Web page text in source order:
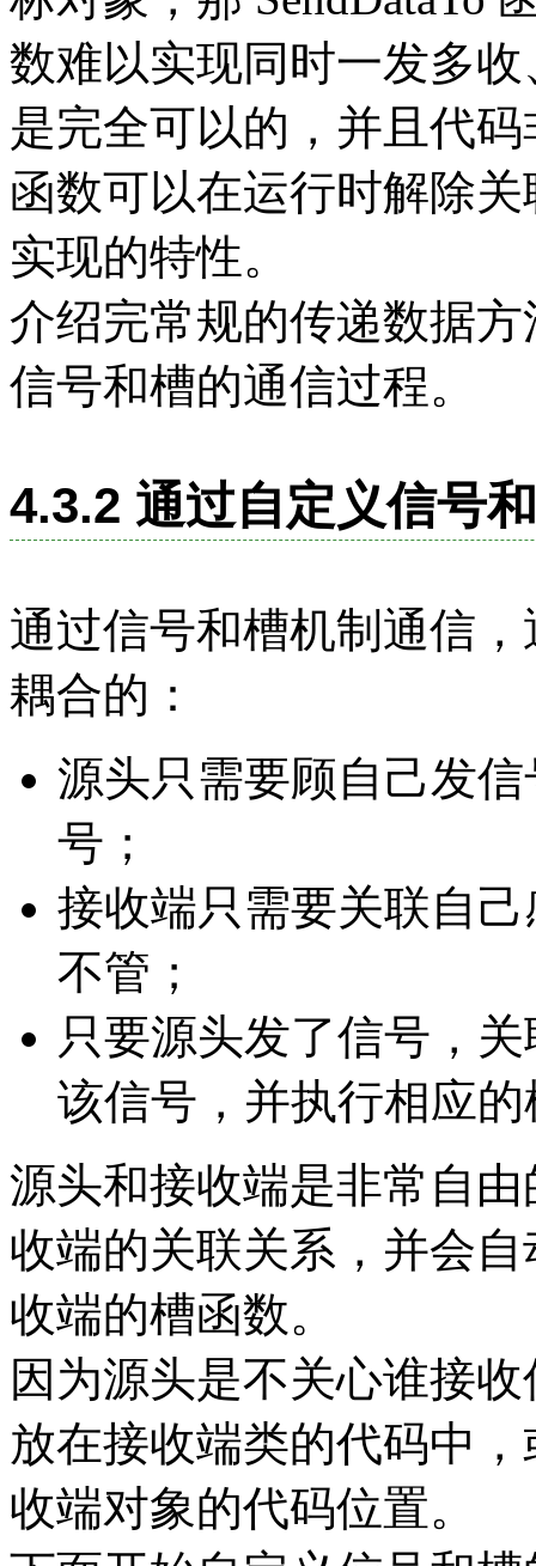
数难以实现同时一发多
是完全可以的，并且代
函数可以在运行时解除
实现的特性。
介绍完常规的传递数据
信号和槽的通信过程。
4.3.2 通过自定义信号
通过信号和槽机制通信
耦合的：
源头只需要顾自己发
号；
接收端只需要关联自
不管；
只要源头发了信号，
该信号，并执行相应
源头和接收端是非常自
收端的关联关系，并会
收端的槽函数。
因为源头是不关心谁接
放在接收端类的代码中
收端对象的代码位置。